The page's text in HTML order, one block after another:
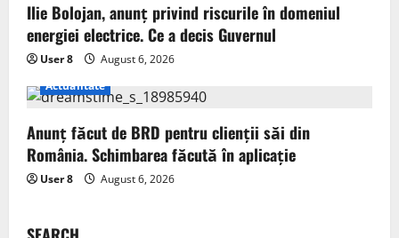
Ilie Bolojan, anunț privind riscurile în domeniul
energiei electrice. Ce a decis Guvernul
User 8
August 6, 2026
Actualitate
Anunț făcut de BRD pentru clienții săi din
România. Schimbarea făcută în aplicație
User 8 August 6, 2026